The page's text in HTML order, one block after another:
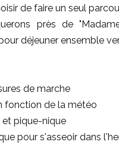
de faire un seul
près de
déjeuner ensemble
de marche
fonction de la météo
pique-nique
pour s'asseoir dans